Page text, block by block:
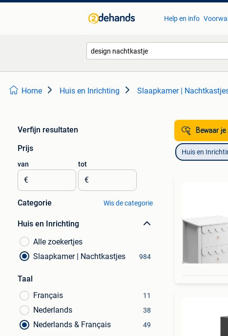
Help en info
Home Huis en Inrichting Slaapkamer |
Verfijn resultaten
Prijs
van
€
tot
€
Categorie Wis de categorie
Huis en Inrichting
Alle zoekertjes
Slaapkamer | Nachtkastjes
984
Taal
Français
11
Nederlands 38
Nederlands & Français 49
Bewaar
Huis en